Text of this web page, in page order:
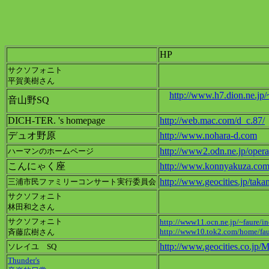
HP
サクソフォニト
平賀美樹さん
音山野SQ http://www.h7.dion.ne.jp/
DICH-TER. 's homepage
http://web.mac.com/d_c.87/
デュオ野原
http://www.nohara-d.com
ハーマンのホームページ
http://www2.odn.ne.jp/
こんにゃく座
http://www.konnyakuza.com
三浦市民ファミリーコンサート実行委員会 http://www.geocities.jp/
サクソフォニト
林田和之さん
サクソフォニト
斉藤広樹さん
http://www11.ocn.ne.jp/~faure/
http://www10.tok2.com/home/
ソレイユ SQ
http://www.geocities.co.jp/
Thunder's